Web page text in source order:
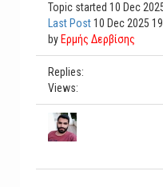
Topic started 10 Dec
Last Post10 Dec 2025
by Ερμής Δερβίσης
Replies:
Views: